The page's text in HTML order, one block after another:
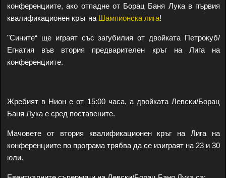
конференциите, ако отпадне от Борац Баня Лука в първия
квалификационен кръг на Шампионска лига!
"Сините“ ще играят със загубилия от двойката Петрокуб/
Егнатия във втория предварителен кръг на Лига на
конференциите.
Жребият в Нион е от 15:00 часа, а двойката Левски/Борац
Баня Лука е сред поставените.
Мачовете от втория квалификационен кръг на Лига на
конференциите по програма трябва да се изиграят на 23 и 30
юли.